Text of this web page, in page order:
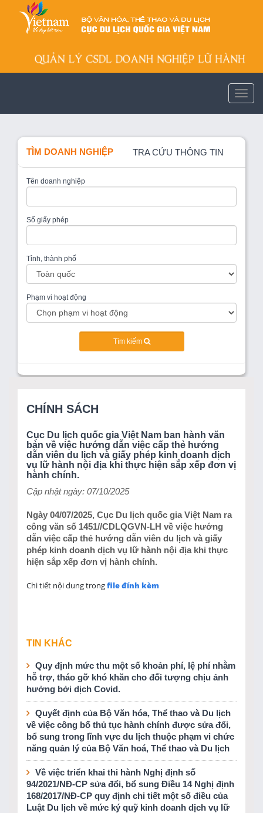
TÌM DOANH NGHIỆP TRA CỨU THÔNG TIN
Tên doanh nghiệp
Số giấy phép
Tỉnh, thành phố
Phạm vi hoạt động
Tìm kiếm
CHÍNH SÁCH
Cục Du lịch quốc gia Việt Nam ban hành văn
bản về việc hướng dẫn việc cấp thẻ hướng
dẫn viên du lịch và giấy phép kinh doanh dịch
vụ lữ hành nội địa khi thực hiện sắp xếp đơn vị
hành chính.
Cập nhật ngày: 07/10/2025
Ngày 04/07/2025, Cục Du lịch quốc gia Việt Nam ra
công văn số 1451//CDLQGVN-LH về việc hướng
dẫn việc cấp thẻ hướng dẫn viên du lịch và giấy
phép kinh doanh dịch vụ lữ hành nội địa khi thực
hiện sắp xếp đơn vị hành chính.
Chi tiết nội dung trongfile đính kèm
TIN KHÁC
Quy định mức thu một số khoản phí, lệ phí nhằm
hỗ trợ, tháo gỡ khó khăn cho đối tượng chịu ảnh
hưởng bởi dịch Covid.
Quyết định của Bộ Văn hóa, Thể thao và Du lịch
về việc công bố thủ tục hành chính được sửa đổi,
bổ sung trong lĩnh vực du lịch thuộc phạm vi chức
năng quản lý của Bộ Văn hoá, Thể thao và Du lịch
Về việc triển khai thi hành Nghị định số
94/2021/NĐ-CP sửa đổi, bổ sung Điều 14 Nghị định
168/2017/NĐ-CP quy định chi tiết một số điều của
Luật Du lịch về mức ký quỹ kinh doanh dịch vụ lữ